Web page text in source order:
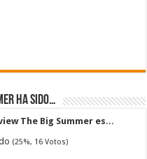
ha sido…
The Big Summer es...
(25%, 16 Votos)